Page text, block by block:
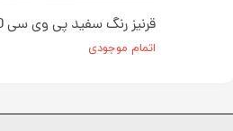
اتمام موجودی